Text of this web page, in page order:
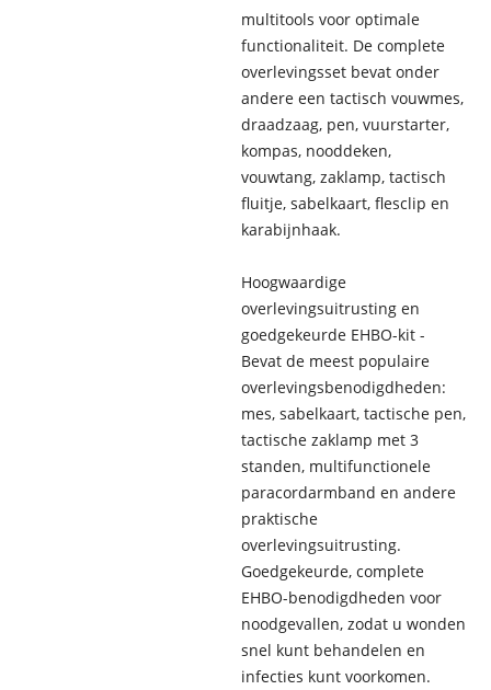
multitools voor optimale
functionaliteit. De complete
overlevingsset bevat onder
andere een tactisch vouwmes,
draadzaag, pen, vuurstarter,
kompas, nooddeken,
vouwtang, zaklamp, tactisch
fluitje, sabelkaart, flesclip en
karabijnhaak.
Hoogwaardige
overlevingsuitrusting en
goedgekeurde EHBO-kit -
Bevat de meest populaire
overlevingsbenodigdheden:
mes, sabelkaart, tactische pen,
tactische zaklamp met 3
standen, multifunctionele
paracordarmband en andere
praktische
overlevingsuitrusting.
Goedgekeurde, complete
EHBO-benodigdheden voor
noodgevallen, zodat u wonden
snel kunt behandelen en
infecties kunt voorkomen.